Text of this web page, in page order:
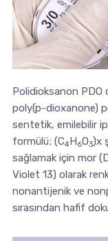
Polidioksanon
poly(p-dioxanone)
sentetik, emilebilir
formülü; (C4H6O3)x
sağlamak için mor
Violet 13) olarak
nonantijenik ve
sırasından hafif